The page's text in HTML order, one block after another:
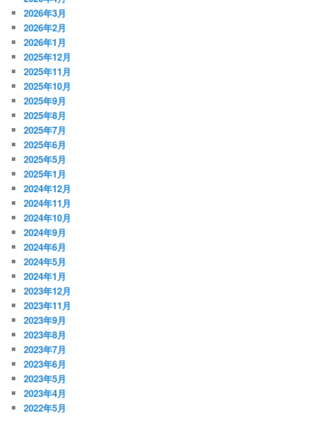
2026年3月
2026年2月
2026年1月
2025年12月
2025年11月
2025年10月
2025年9月
2025年8月
2025年7月
2025年6月
2025年5月
2025年1月
2024年12月
2024年11月
2024年10月
2024年9月
2024年6月
2024年5月
2024年1月
2023年12月
2023年11月
2023年9月
2023年8月
2023年7月
2023年6月
2023年5月
2023年4月
2022年5月